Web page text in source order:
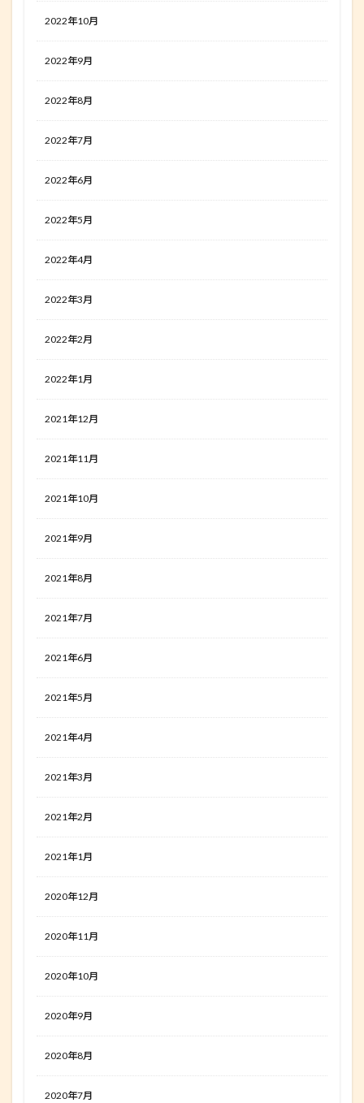
2022年10月
2022年9月
2022年8月
2022年7月
2022年6月
2022年5月
2022年4月
2022年3月
2022年2月
2022年1月
2021年12月
2021年11月
2021年10月
2021年9月
2021年8月
2021年7月
2021年6月
2021年5月
2021年4月
2021年3月
2021年2月
2021年1月
2020年12月
2020年11月
2020年10月
2020年9月
2020年8月
2020年7月